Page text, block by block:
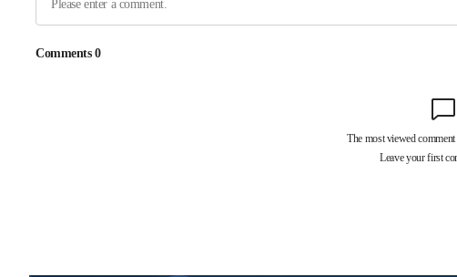
4시간 전 >이군이 불법 군시설 건설한 레바논 남부에서 레바논군 3명 폭발로 부상
-29793초 전 >
[속보]與 강원·TK 당원투표 합산 김민석 48.54%로 승리…정청래
與 강원·TK 당원투표 합산 김민석 46.01%로 승리…정청래